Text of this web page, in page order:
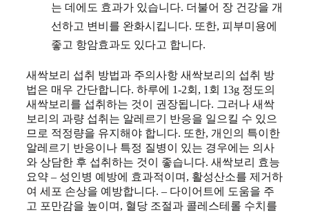
는 데에도 효과가 있습니다. 더불어 장 건강을 개
선하고 변비를 완화시킵니다. 또한, 피부미용에
좋고 항암효과도 있다고 합니다.
새싹보리 섭취 방법과 주의사항 새싹보리의 섭취 방
법은 매우 간단합니다. 하루에 1-2회, 1회 13g 정도의
새싹보리를 섭취하는 것이 권장됩니다. 그러나 새싹
보리의 과량 섭취는 알레르기 반응을 일으킬 수 있으
므로 적정량을 유지해야 합니다. 또한, 개인의 특이한
알레르기 반응이나 특정 질병이 있는 경우에는 의사
와 상담한 후 섭취하는 것이 좋습니다. 새싹보리 효능
요약 – 성인병 예방에 효과적이며, 활성산소를 제거하
여 세포 손상을 예방합니다. – 다이어트에 도움을 주
고 포만감을 높이며, 혈당 조절과 콜레스테롤 수치를